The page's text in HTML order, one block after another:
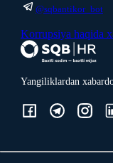
@sqbantikor_bot
Korrupsiya haqida
Yangiliklardan